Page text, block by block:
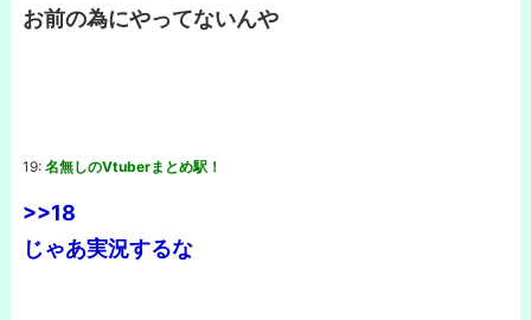
お前の為にやってないんや
19: 名無しのVtuberまとめ駅！
>>18
じゃあ実況するな